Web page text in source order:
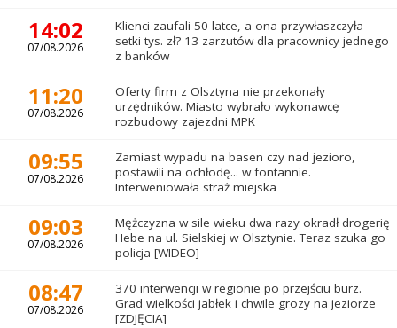
14:02
07/08.2026
Klienci zaufali 50-latce, a ona przywłaszczyła
setki tys. zł? 13 zarzutów dla pracownicy jednego
z banków
11:20
07/08.2026
Oferty firm z Olsztyna nie przekonały
urzędników. Miasto wybrało wykonawcę
rozbudowy zajezdni MPK
09:55
07/08.2026
Zamiast wypadu na basen czy nad jezioro,
postawili na ochłodę... w fontannie.
Interweniowała straż miejska
09:03
07/08.2026
Mężczyzna w sile wieku dwa razy okradł drogerię
Hebe na ul. Sielskiej w Olsztynie. Teraz szuka go
policja [WIDEO]
08:47
07/08.2026
370 interwencji w regionie po przejściu burz.
Grad wielkości jabłek i chwile grozy na jeziorze
[ZDJĘCIA]